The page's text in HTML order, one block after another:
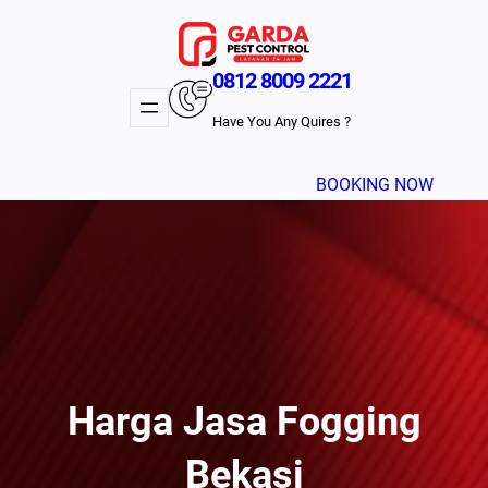
0812 8009 2221
Have You Any Quires ?
BOOKING NOW
Harga Jasa Fogging
Bekasi